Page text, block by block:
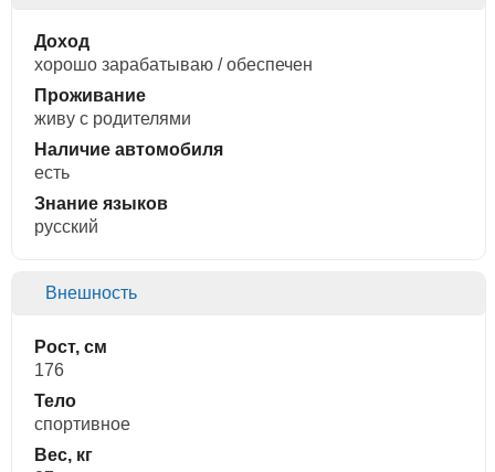
Доход
хорошо зарабатываю / обеспечен
Проживание
живу с родителями
Наличие автомобиля
есть
Знание языков
русский
Внешность
Рост, см
176
Тело
спортивное
Вес, кг